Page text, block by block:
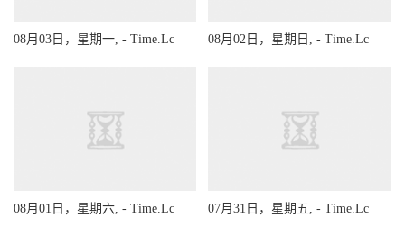
08月03日，星期一, - Time.Lc 08月02日，星期日, - Time.Lc
08月01日，星期六, - Time.Lc 07月31日，星期五, - Time.Lc